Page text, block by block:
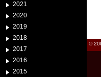
2021
2020
2019
2018
2017
2016
2015
©